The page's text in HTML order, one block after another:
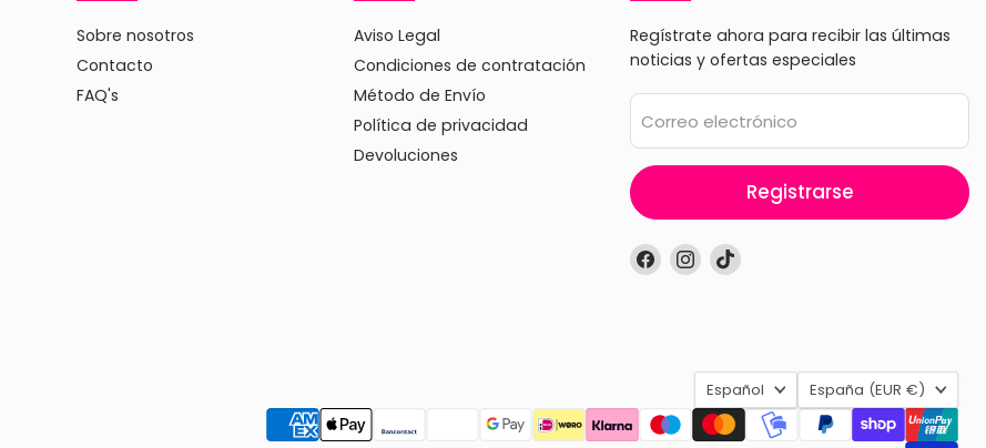
Sobre nosotros
Contacto
FAQ's
Aviso Legal
Condiciones de contratación
Método de Envío
Política de privacidad
Devoluciones
Regístrate ahora para recibir las últimas
noticias y ofertas especiales
Correo electrónico
Registrarse
Encuéntrenos
en
Encuéntrenos
en
Encuéntrenos
Idioma
Español País
España
(EUR €)